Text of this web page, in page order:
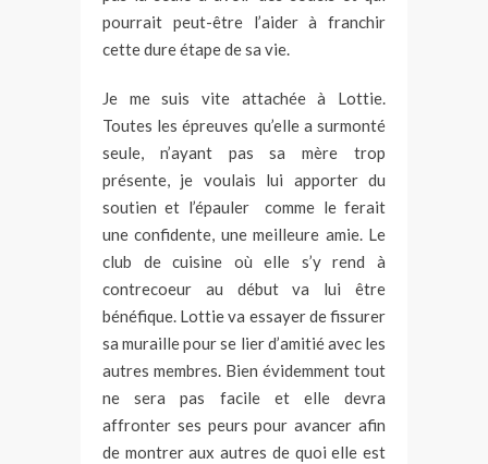
pourrait peut-être l’aider à franchir
cette dure étape de sa vie.
Je me suis vite attachée à Lottie.
Toutes les épreuves qu’elle a surmonté
seule, n’ayant pas sa mère trop
présente, je voulais lui apporter du
soutien et l’épauler comme le ferait
une confidente, une meilleure amie. Le
club de cuisine où elle s’y rend à
contrecoeur au début va lui être
bénéfique. Lottie va essayer de fissurer
sa muraille pour se lier d’amitié avec les
autres membres. Bien évidemment tout
ne sera pas facile et elle devra
affronter ses peurs pour avancer afin
de montrer aux autres de quoi elle est